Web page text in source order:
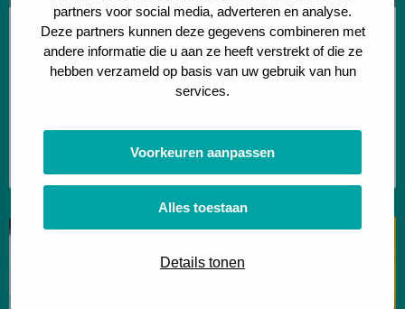
partners voor social media, adverteren en analyse.
Deze partners kunnen deze gegevens combineren met
andere informatie die u aan ze heeft verstrekt of die ze
hebben verzameld op basis van uw gebruik van hun
services.
Voorkeuren aanpassen
Alles toestaan
Details tonen
Verkenning van een jaarrooster voor de
Logistics for healthy healthcare
voorkomt en zorgcapaciteit duurzaam inzet
Lees